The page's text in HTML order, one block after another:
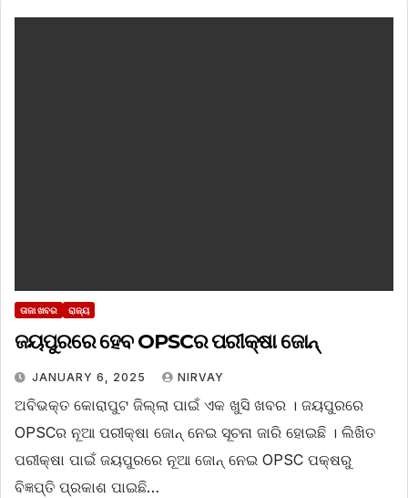
ତାଜା ଖବର ରାଜ୍ୟ
ଜୟପୁରରେ ହେବ OPSCର ପରୀକ୍ଷା ଜୋନ୍‌
JANUARY 6, 2025 NIRVAY
ଅବିଭକ୍ତ କୋରାପୁଟ ଜିଲ୍ଲା ପାଇଁ ଏକ ଖୁସି ଖବର । ଜୟପୁରରେ
OPSCର ନୂଆ ପରୀକ୍ଷା ଜୋନ୍‌ ନେଇ ସୂଚନା ଜାରି ହୋଇଛି । ଲିଖିତ
ପରୀକ୍ଷା ପାଇଁ ଜୟପୁରରେ ନୂଆ ଜୋନ୍‌ ନେଇ OPSC ପକ୍ଷରୁ
ବିଜ୍ଞପ୍ତି ପ୍ରକାଶ ପାଇଛି…